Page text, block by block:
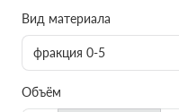
Вид материала
фракция 0-5
Объём